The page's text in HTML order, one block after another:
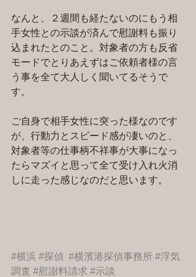
なんと、２週間も経たないのにもう相
手女性との示談が済んで慰謝料も振り
込まれたとのこと。対象者の方も反省
モードでとりあえずはご依頼者様の言
う事を全て大人しく聞いてるそうで
す。
ご自身で相手女性に突った様なのです
が、行動力とスピード感が凄いのと、
対象者等の仕事柄不祥事が大事になっ
たらマズイと思って全て受け入れ火消
しに走った感じなのだと思います。
#横浜 #探偵 #横濱港探偵事務所 #浮気
調査 #慰謝料請求 #示談